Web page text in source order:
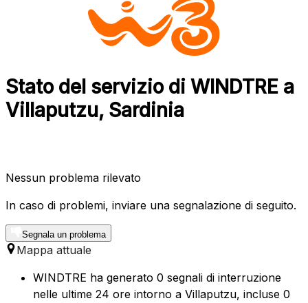
Stato del servizio di WINDTRE a
Villaputzu, Sardinia
Nessun problema rilevato
In caso di problemi, inviare una segnalazione di seguito.
Segnala un problema
Mappa attuale
WINDTRE ha generato 0 segnali di interruzione
nelle ultime 24 ore intorno a Villaputzu, incluse 0